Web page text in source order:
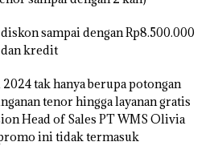
diskon sampai dengan Rp8.500.000
kredit
tak hanya berupa potongan
tenor hingga layanan gratis
Head of Sales PT WMS Olivia
ini tidak termasuk